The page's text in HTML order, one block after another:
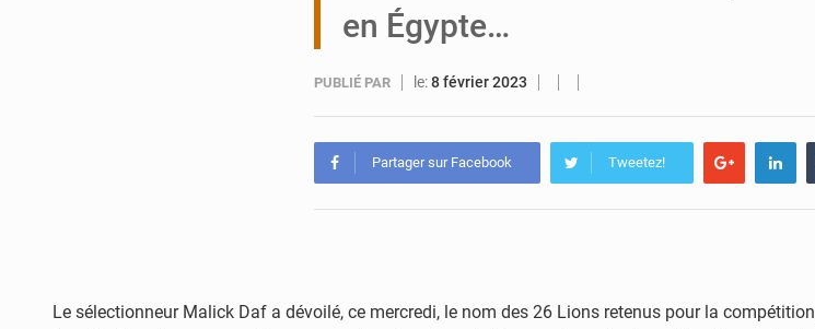
en Égypte…
PUBLIÉ PAR le:8 février 2023
Partager sur Facebook Tweetez!
Le sélectionneur Malick Daf a dévoilé, ce mercredi, le nom des 26 Lions retenus pour la